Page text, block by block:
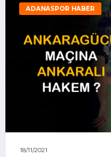
ADANASPOR HABER
18/11/2021